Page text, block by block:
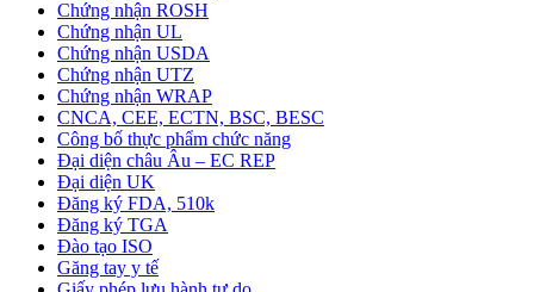
Chứng nhận ROSH
Chứng nhận UL
Chứng nhận USDA
Chứng nhận UTZ
Chứng nhận WRAP
CNCA, CEE, ECTN, BSC, BESC
Công bố thực phẩm chức năng
Đại diện châu Âu – EC REP
Đại diện UK
Đăng ký FDA, 510k
Đăng ký TGA
Đào tạo ISO
Găng tay y tế